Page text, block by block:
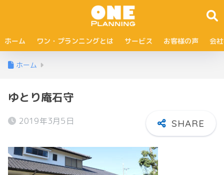
ホーム ワン・プランニングとは サービス お客様の声 会
ホーム
ゆとり庵石守
2019年3月5日